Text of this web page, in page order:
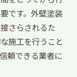
です。外壁塗装
さらされるた
施工を行うこと
頼できる業者に